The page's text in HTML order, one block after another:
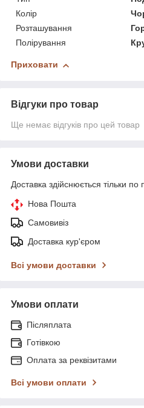
Колір
Розташування
Полірування
Приховати
Відгуки про товар
Ще немає відгуків про цей товар
Умови доставки
Доставка здійснюється тільки по
Нова Пошта
Самовивіз
Доставка кур'єром
Всі умови доставки
Умови оплати
Післяплата
Готівкою
Оплата за реквізитами
Всі умови оплати